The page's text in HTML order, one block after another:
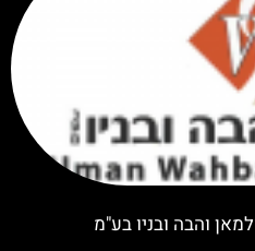
והבה ובניו בע"מ